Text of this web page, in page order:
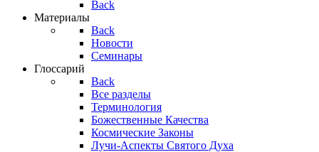
Back
Материалы
Back
Новости
Семинары
Глоссарий
Back
Все разделы
Терминология
Божественные Качества
Космические Законы
Лучи-Аспекты Святого Духа